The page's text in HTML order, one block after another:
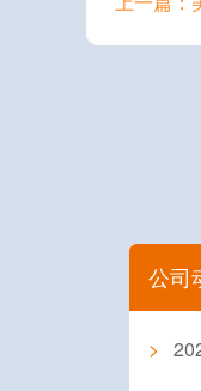
公司
>